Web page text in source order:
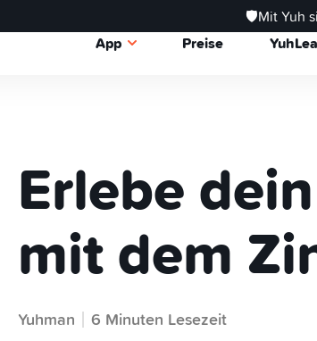
🛡️Mit Yuh
App Preise
Erlebe
mit dem
Yuhman 6 Minuten Lesezeit